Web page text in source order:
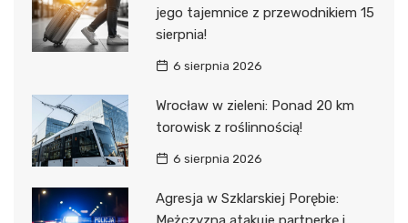
jego tajemnice z przewodnikiem 15
sierpnia!
6 sierpnia 2026
Wrocław w zieleni: Ponad 20 km
torowisk z roślinnością!
6 sierpnia 2026
Agresja w Szklarskiej Porębie: